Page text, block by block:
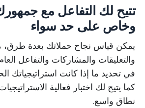
تتيح لك التفاعل مع
وخاص على حد سواء
يمكن قياس نجاح حملاتك بعدة طرق،
والتعليقات والمشاركات والتفاعل
في تحديد ما إذا كانت استراتيجياتك
كما يتيح لك اختبار فعالية
نطاق واسع.